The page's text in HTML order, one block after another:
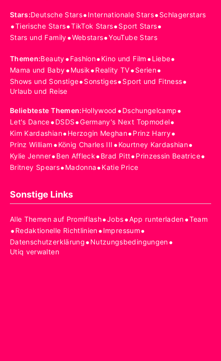
Stars:Deutsche Stars•Internationale Stars•Schlagerstars
•Tierische Stars•TikTok Stars•Sport Stars•
Stars und Family•Webstars•YouTube Stars
Themen:Beauty•Fashion•Kino und Film •Liebe•
Mama und Baby•Musik•Reality TV•Serien•
Shows und Sonstige•Sonstiges•Sport und Fitness•
Urlaub und Reise
Beliebteste Themen:Hollywood •Dschungelcamp•
Let's Dance•DSDS•Germany's Next Topmodel•
Kim Kardashian•Herzogin Meghan•Prinz Harry•
Prinz William •König Charles III •Kourtney Kardashian•
Kylie Jenner•Ben Affleck•Brad Pitt•Prinzessin Beatrice•
Britney Spears•Madonna•Katie Price
Sonstige Links
Alle Themen auf Promiflash•Jobs•App runterladen•Team
•Redaktionelle Richtlinien•Impressum•
Datenschutzerklärung•Nutzungsbedingungen•
Utiq verwalten